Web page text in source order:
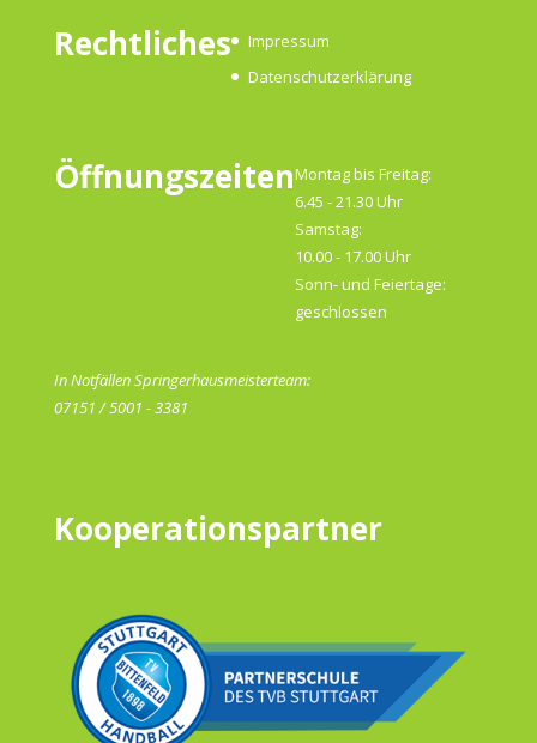
Rechtliches
Impressum
Datenschutzerklärung
ÖffnungszeitenMontag bis Freitag:
6.45 - 21.30 Uhr
Samstag:
10.00 - 17.00 Uhr
Sonn- und Feiertage:
geschlossen
In Notfällen Springerhausmeisterteam:
07151 / 5001 - 3381
Kooperationspartner